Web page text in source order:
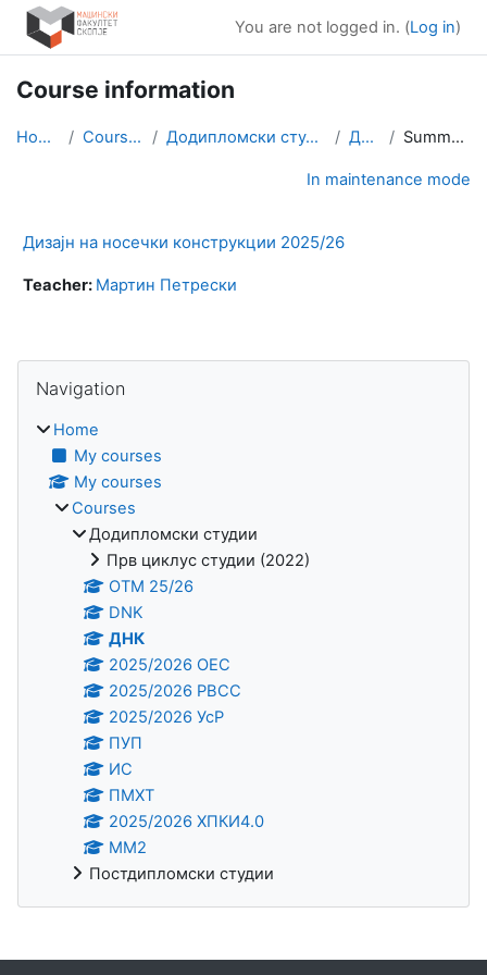
Skip to main content
You are not logged in. (Log in)
Course information
Home Courses Додипломски студии ДНК Summary
In maintenance mode
Дизајн на носечки конструкции 2025/26
Teacher: Мартин Петрески
Blocks
Navigation
Home
My courses
My courses
Courses
Додипломски студии
Прв циклус студии (2022)
OTM 25/26
DNK
ДНК
2025/2026 ОЕС
2025/2026 РВСС
2025/2026 УсР
ПУП
ИС
ПМХТ
2025/2026 ХПКИ4.0
ММ2
Постдипломски студии
Supplementary blocks